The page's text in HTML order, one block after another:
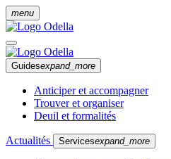
menu
Guidesexpand_more
Anticiper et accompagner
Trouver et organiser
Deuil et formalités
Actualités Servicesexpand_more